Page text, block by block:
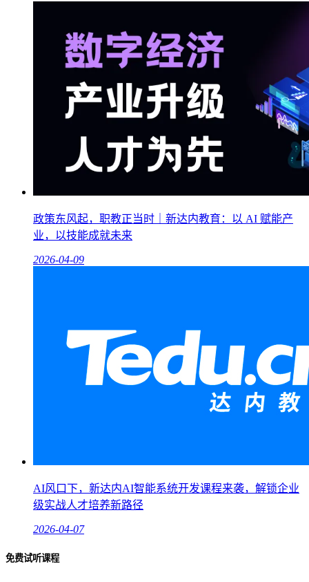
政策东风起，职教正当时｜新达内教育：以 AI 赋能产
业，以技能成就未来
2026-04-09
AI风口下，新达内AI智能系统开发课程来袭，解锁企业
级实战人才培养新路径
2026-04-07
免费试听课程